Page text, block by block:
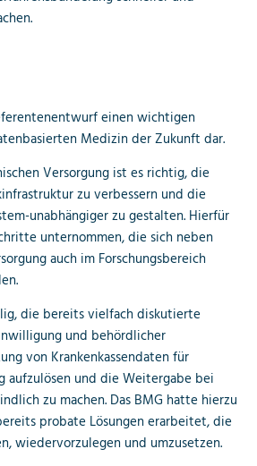
einen wichtigen
Medizin der Zukunft dar.
Versorgung ist es richtig, die
zu verbessern und die
unabhängiger zu gestalten. Hierfür
unternommen, die sich neben
auch im Forschungsbereich
die bereits vielfach diskutierte
und behördlicher
von Krankenkassendaten für
aufzulösen und die Weitergabe bei
zu machen. Das BMG hatte hierzu
probate Lösungen erarbeitet, die
wiedervorzulegen und umzusetzen.